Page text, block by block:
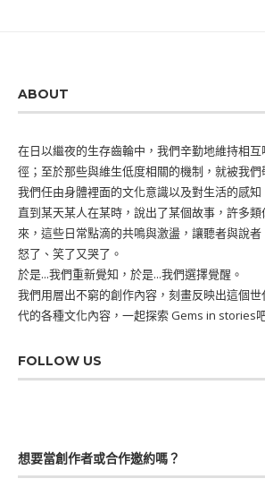
ABOUT
在日以繼夜的生存齒輪中，我們辛勤地維持相
徑；至於那些與維生低度相關的機制，就被我們
我們任由身體裡面的文化意識以及對生活的感知
直到某天某人在某時，說出了某個故事，許多
來，這些日常點滴的共鳴與激盪，讓聽者與說
怒了、笑了又哭了。
於是...我們重新覺知，於是...我們選擇覺醒。
我們用層出不窮的創作內容，刻畫反映出這個
代的各種文化內容，一起探索 Gems in stories
FOLLOW US
想要當創作者或合作邀約嗎？